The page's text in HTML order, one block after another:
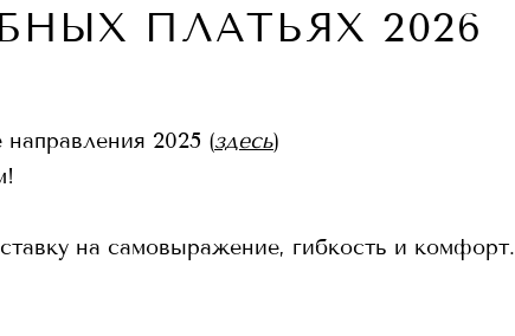
ПЛАТЬЯХ 2026
2025 (здесь)
на самовыражение, гибкость и комфорт.